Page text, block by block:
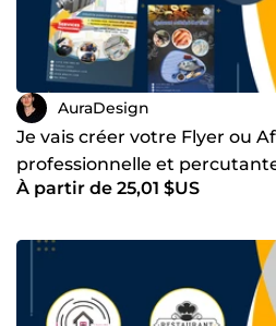
AuraDesign
Je vais créer votre Flyer ou
professionnelle et
À partir de 25,01 $US